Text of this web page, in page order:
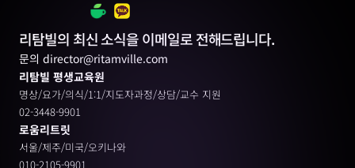
리탐빌의 최신 소식을 이메일로 전해드립니다.
문의 director@ritamville.com
리탐빌 평생교육원
명상/요가/의식/1:1/지도자과정/상담/교수 지원
02-3448-9901
로움리트릿
서울/제주/미국/오키나와
010-2105-9901